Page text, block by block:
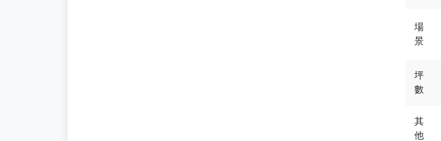
場
景
坪
數
其
他